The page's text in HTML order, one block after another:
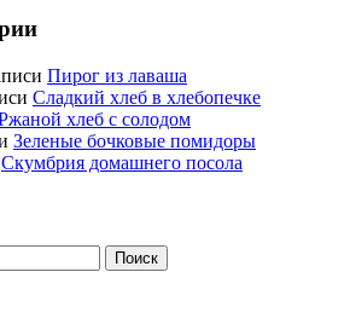
Пирог из лаваша
Сладкий хлеб в хлебопечке
хлеб с солодом
Зеленые бочковые помидоры
Скумбрия домашнего посола